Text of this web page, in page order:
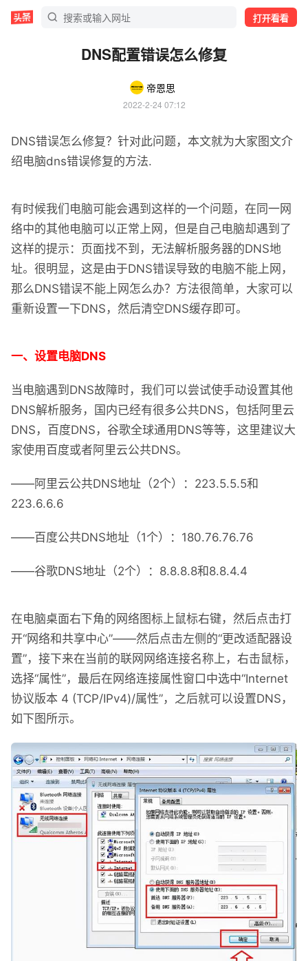
打开看看
DNS配置错误怎么修复
帝恩思
2022-2-24 07:12
DNS错误怎么修复？针对此问题，本文就为大家图文介
绍电脑dns错误修复的方法.
有时候我们电脑可能会遇到这样的一个问题，在同一网
络中的其他电脑可以正常上网，但是自己电脑却遇到了
这样的提示：页面找不到，无法解析服务器的DNS地
址。很明显，这是由于DNS错误导致的电脑不能上网，
那么DNS错误不能上网怎么办？方法很简单，大家可以
重新设置一下DNS，然后清空DNS缓存即可。
一、设置电脑DNS
当电脑遇到DNS故障时，我们可以尝试使手动设置其他
DNS解析服务，国内已经有很多公共DNS，包括阿里云
DNS，百度DNS，谷歌全球通用DNS等等，这里建议大
家使用百度或者阿里云公共DNS。
——阿里云公共DNS地址（2个）：223.5.5.5和
223.6.6.6
——百度公共DNS地址（1个）：180.76.76.76
——谷歌DNS地址（2个）：8.8.8.8和8.8.4.4
在电脑桌面右下角的网络图标上鼠标右键，然后点击打
开“网络和共享中心”——然后点击左侧的“更改适配器设
置”，接下来在当前的联网网络连接名称上，右击鼠标，
选择“属性”，最后在网络连接属性窗口中选中“Internet
协议版本 4 (TCP/IPv4)/属性”，之后就可以设置DNS，
如下图所示。